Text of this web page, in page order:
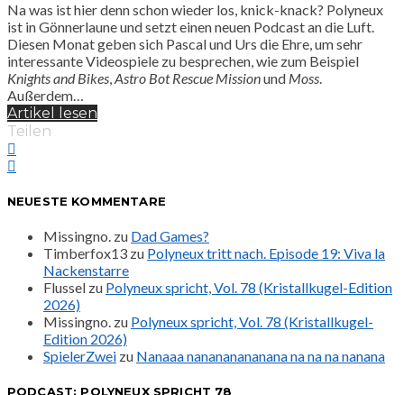
Na was ist hier denn schon wieder los, knick-knack? Polyneux
ist in Gönnerlaune und setzt einen neuen Podcast an die Luft.
Diesen Monat geben sich Pascal und Urs die Ehre, um sehr
interessante Videospiele zu besprechen, wie zum Beispiel
Knights and Bikes,Astro Bot Rescue Missionund Moss.
Außerdem…
Artikel lesen
Teilen
NEUESTE KOMMENTARE
Missingno. zu Dad Games?
Timberfox13 zu Polyneux tritt nach. Episode 19: Viva la
Nackenstarre
Flussel zu Polyneux spricht, Vol. 78 (Kristallkugel-Edition
2026)
Missingno. zu Polyneux spricht, Vol. 78 (Kristallkugel-
Edition 2026)
SpielerZwei zu Nanaaa nanananananana na na na nanana
PODCAST: POLYNEUX SPRICHT 78